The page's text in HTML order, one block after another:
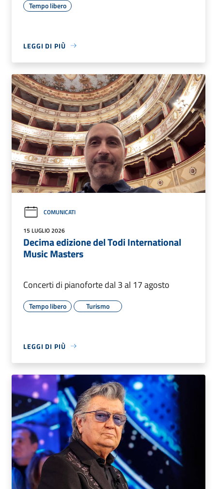
Tempo libero
LEGGI DI PIÙ
COMUNICATI
15 LUGLIO 2026
Decima edizione del Todi International
Music Masters
Concerti di pianoforte dal 3 al 17 agosto
Tempo libero Turismo
LEGGI DI PIÙ